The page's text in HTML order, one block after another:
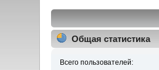
Общая статистика
Всего пользователей: